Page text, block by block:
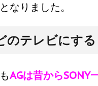
なりました。
のテレビにする
AGは昔からSONY